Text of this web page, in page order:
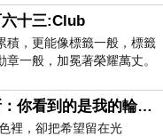
十三:Club
積，更能像標籤一般，標籤
一般，加冕著榮耀萬丈。
輕輕放下的罪證
當代藝術家盧嵐新：你看到的是我的輪廓，還是你的故事？——藏在藍色裡的希望與光
裡，卻把希望留在光